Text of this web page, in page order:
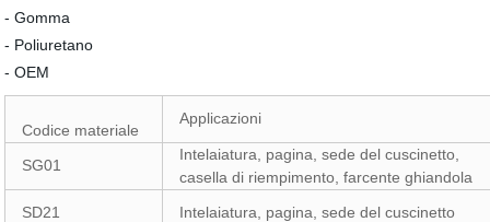
- Gomma
- Poliuretano
- OEM
Codice materiale
Applicazioni
SG01
Intelaiatura, pagina, sede del cuscinetto,
casella di riempimento, farcente ghiandola
SD21
Intelaiatura, pagina, sede del cuscinetto